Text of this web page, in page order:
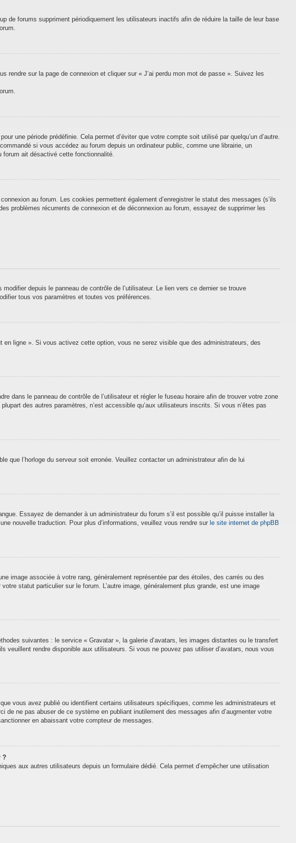
de forums suppriment périodiquement les utilisateurs inactifs afin de réduire la taille de leur base
sur la page de connexion et cliquer sur « J’ai perdu mon mot de passe ». Suivez les
une période prédéfinie. Cela permet d’éviter que votre compte soit utilisé par quelqu’un d’autre.
si vous accédez au forum depuis un ordinateur public, comme une librairie, un
ait désactivé cette fonctionnalité.
au forum. Les cookies permettent également d’enregistrer le statut des messages (s’ils
problèmes récurrents de connexion et de déconnexion au forum, essayez de supprimer les
depuis le panneau de contrôle de l’utilisateur. Le lien vers ce dernier se trouve
tous vos paramètres et toutes vos préférences.
en ligne ». Si vous activez cette option, vous ne serez visible que des administrateurs, des
dans le panneau de contrôle de l’utilisateur et régler le fuseau horaire afin de trouver votre zone
des autres paramètres, n’est accessible qu’aux utilisateurs inscrits. Si vous n’êtes pas
que l’horloge du serveur soit erronée. Veuillez contacter un administrateur afin de lui
Essayez de demander à un administrateur du forum s’il est possible qu’il puisse installer la
nouvelle traduction. Pour plus d’informations, veuillez vous rendre sur le site internet de phpBB
image associée à votre rang, généralement représentée par des étoiles, des carrés ou des
statut particulier sur le forum. L’autre image, généralement plus grande, est une image
suivantes : le service « Gravatar », la galerie d’avatars, les images distantes ou le transfert
veuillent rendre disponible aux utilisateurs. Si vous ne pouvez pas utiliser d’avatars, nous vous
vous avez publié ou identifient certains utilisateurs spécifiques, comme les administrateurs et
ne pas abuser de ce système en publiant inutilement des messages afin d’augmenter votre
en abaissant votre compteur de messages.
?
aux autres utilisateurs depuis un formulaire dédié. Cela permet d’empêcher une utilisation